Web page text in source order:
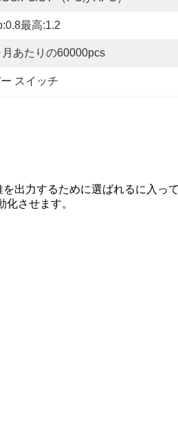
最高:1.2
月あたりの60000pcs
スイッチ
出力するために選ばれるに入っ
させます。